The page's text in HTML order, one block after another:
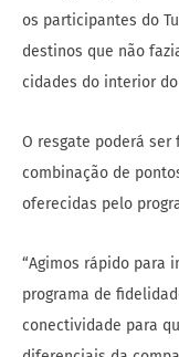
os participantes do
destinos que não
cidades do interior do
O resgate poderá
combinação de
oferecidas pelo
“Agimos rápido para
programa de
conectividade para